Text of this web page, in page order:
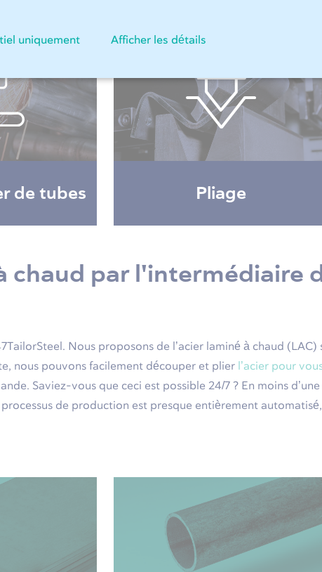
uniquement Afficher les détails
de tubes Pliage
chaud par l'intermédiaire
Nous proposons de l’acier laminé à chaud
nous pouvons facilement découper et plier l’acier pour
Saviez-vous que ceci est possible 24/7 ? En moins
de production est presque entièrement